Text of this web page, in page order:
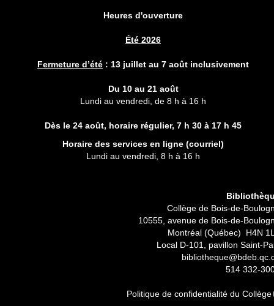
Heures d'ouverture
Été 2026
Fermeture d’été : 13 juillet au 7 août inclusivement
Du 10 au 21 août
Lundi au vendredi, de 8 h à 16 h
Dès le 24 août, horaire régulier, 7 h 30 à 17 h 45
Horaire des services en ligne (courriel)
Lundi au vendredi, 8 h à 16 h
Collège de Bois-de-
10555, avenue de Bois-de-
Montréal (Québec) H4N
Local D-101, pavillon Saint-
514 332-
Politique de confidentialité du Collège